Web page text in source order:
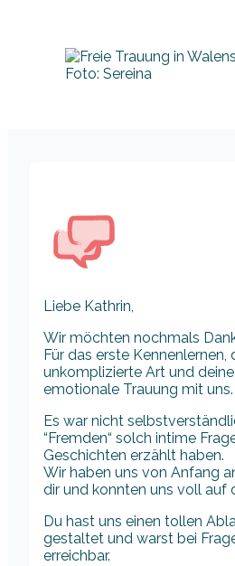
Foto: Sereina
Liebe Kathrin,
Wir möchten nochmals
Für das erste Kennenlernen,
unkomplizierte Art und
emotionale Trauung mit uns.
Es war nicht
“Fremden“ solch intime
Geschichten erzählt haben.
Wir haben uns von Anfang
dir und konnten uns voll auf
Du hast uns einen tollen
gestaltet und warst bei
erreichbar.